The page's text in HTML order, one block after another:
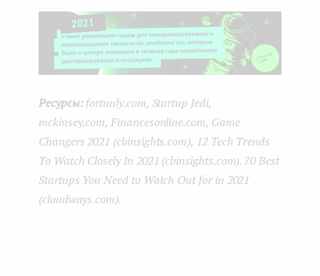
Ресурсы:fortunly.com, Startup Jedi,
mckinsey.com, Financesonline.com, Game
Changers 2021 (cbinsights.com), 12 Tech Trends
To Watch Closely In 2021 (cbinsights.com). 70 Best
Startups You Need to Watch Out for in 2021
(cloudways.com).